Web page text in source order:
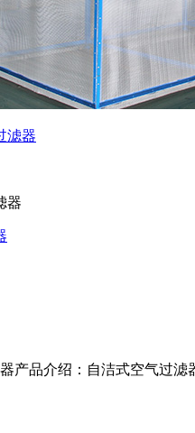
滤器
产品介绍：自洁式空气过滤